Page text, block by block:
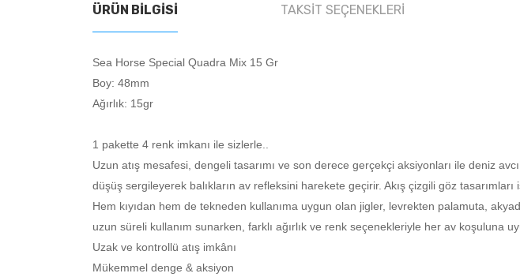
ÜRÜN BILGISI TAKSIT SEÇENEKLERI
Sea Horse Special Quadra Mix 15 Gr
Boy: 48mm
Ağırlık: 15gr
1 pakette 4 renk imkanı ile sizlerle..
Uzun atış mesafesi, dengeli tasarımı ve son derece gerçekçi aksiyonları ile deniz
düşüş sergileyerek balıkların av refleksini harekete geçirir. Akış çizgili göz
Hem kıyıdan hem de tekneden kullanıma uygun olan jigler, levrekten palamuta,
uzun süreli kullanım sunarken, farklı ağırlık ve renk seçenekleriyle her av koşuluna
Uzak ve kontrollü atış imkânı
Mükemmel denge & aksiyon